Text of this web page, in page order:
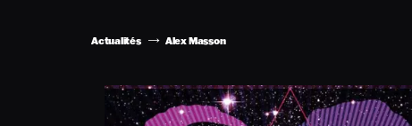
Actualités Alex Masson